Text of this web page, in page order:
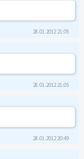
28.01.2012 21:05
28.01.2012 21:05
28.01.2012 20:49